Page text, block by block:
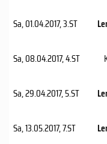
Sa, 01.04.2017, 3.ST
Sa, 08.04.2017, 4.ST
Sa, 29.04.2017, 5.ST
Sa, 13.05.2017, 7.ST